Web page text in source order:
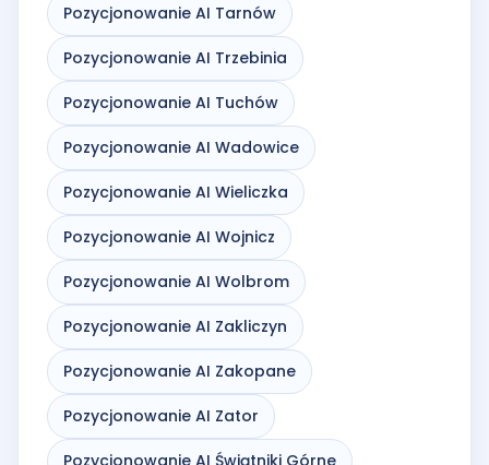
Pozycjonowanie AI Tarnów
Pozycjonowanie AI Trzebinia
Pozycjonowanie AI Tuchów
Pozycjonowanie AI Wadowice
Pozycjonowanie AI Wieliczka
Pozycjonowanie AI Wojnicz
Pozycjonowanie AI Wolbrom
Pozycjonowanie AI Zakliczyn
Pozycjonowanie AI Zakopane
Pozycjonowanie AI Zator
Pozycjonowanie AI Świątniki Górne